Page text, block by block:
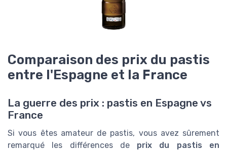
Comparaison des prix du pastis
entre l'Espagne et la France
La guerre des prix : pastis en Espagne vs
France
Si vous êtes amateur de pastis, vous avez sûrement
remarqué les différences de prix du pastis en